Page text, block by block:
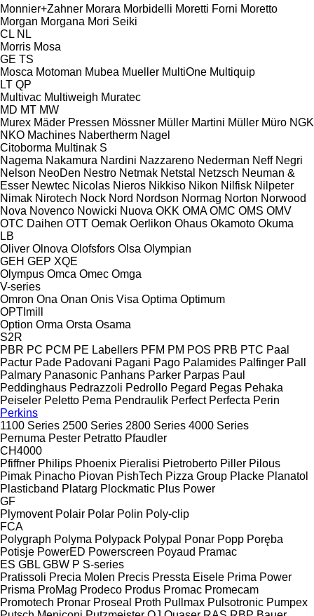
Monnier+Zahner Morara Morbidelli Moretti Forni Moretto
Morgan Morgana Mori Seiki
CL NL
Morris Mosa
GE TS
Mosca Motoman Mubea Mueller MultiOne Multiquip
LT QP
Multivac Multiweigh Muratec
MD MT MW
Murex Mäder Pressen Mössner Müller Martini Müller Müro NGK
NKO Machines Nabertherm Nagel
Citoborma Multinak S
Nagema Nakamura Nardini Nazzareno Nederman Neff Negri
Nelson NeoDen Nestro Netmak Netstal Netzsch Neuman &
Esser Newtec Nicolas Nieros Nikkiso Nikon Nilfisk Nilpeter
Nimak Nirotech Nock Nord Nordson Normag Norton Norwood
Nova Novenco Nowicki Nuova OKK OMA OMC OMS OMV
OTC Daihen OTT Oemak Oerlikon Ohaus Okamoto Okuma
LB
Oliver Olnova Olofsfors Olsa Olympian
GEH GEP XQE
Olympus Omca Omec Omga
V-series
Omron Ona Onan Onis Visa Optima Optimum
OPTImill
Option Orma Orsta Osama
S2R
PBR PC PCM PE Labellers PFM PM POS PRB PTC Paal
Pactur Pade Padovani Pagani Pago Palamides Palfinger Pall
Palmary Panasonic Panhans Parker Parpas Paul
Peddinghaus Pedrazzoli Pedrollo Pegard Pegas Pehaka
Peiseler Peletto Pema Pendraulik Perfect Perfecta Perin
Perkins
1100 Series 2500 Series 2800 Series 4000 Series
Pernuma Pester Petratto Pfaudler
CH4000
Pfiffner Philips Phoenix Pieralisi Pietroberto Piller Pilous
Pimak Pinacho Piovan PishTech Pizza Group Placke Planatol
Plasticband Platarg Plockmatic Plus Power
GF
Plymovent Polair Polar Polin Poly-clip
FCA
Polygraph Polyma Polypack Polypal Ponar Popp Poręba
Potisje PowerED Powerscreen Poyaud Pramac
ES GBL GBW P S-series
Pratissoli Precia Molen Precis Pressta Eisele Prima Power
Prisma ProMag Prodeco Produs Promac Promecam
Promotech Pronar Proseal Proth Pullmax Pulsotronic Pumpex